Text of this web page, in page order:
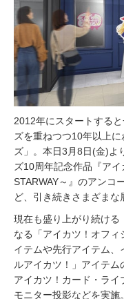
2012年にスタートする
ズを重ねつつ10年以上
ズ」。本日3月8日(金)よ
ズ10周年記念作品『ア
STARWAY～』のアンコ
ど、引き続きさまざまな
現在も盛り上がり続ける
なる「アイカツ！オフ
イテムや先行アイテム
ルアイカツ！」アイテム
アイカツ！カード・ラ
モニター投影などを実